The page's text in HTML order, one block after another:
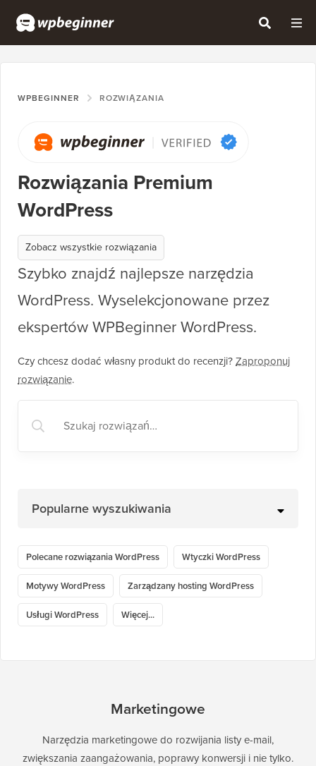
WPBEGINNER ROZWIĄZANIA
Rozwiązania Premium
WordPress
Zobacz wszystkie rozwiązania
Szybko znajdź najlepsze narzędzia
WordPress. Wyselekcjonowane przez
ekspertów WPBeginner WordPress.
Czy chcesz dodać własny produkt do recenzji?Zaproponuj
rozwiązanie.
Popularne wyszukiwania
Polecane rozwiązania WordPress Wtyczki WordPress
Motywy WordPress Zarządzany hosting WordPress
Usługi WordPress Więcej...
Marketingowe
Narzędzia marketingowe do rozwijania listy e-mail,
zwiększania zaangażowania, poprawy konwersji i nie tylko.